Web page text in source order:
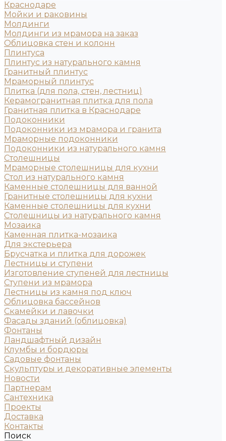
Краснодаре
Мойки и раковины
Молдинги
Молдинги из мрамора на заказ
Облицовка стен и колонн
Плинтуса
Плинтус из натурального камня
Гранитный плинтус
Мраморный плинтус
Плитка (для пола, стен, лестниц)
Керамогранитная плитка для пола
Гранитная плитка в Краснодаре
Подоконники
Подоконники из мрамора и гранита
Мраморные подоконники
Подоконники из натурального камня
Столешницы
Мраморные столешницы для кухни
Стол из натурального камня
Каменные столешницы для ванной
Гранитные столешницы для кухни
Каменные столешницы для кухни
Столешницы из натурального камня
Мозаика
Каменная плитка-мозаика
Для экстерьера
Брусчатка и плитка для дорожек
Лестницы и ступени
Изготовление ступеней для лестницы
Ступени из мрамора
Лестницы из камня под ключ
Облицовка бассейнов
Скамейки и лавочки
Фасады зданий (облицовка)
Фонтаны
Ландшафтный дизайн
Клумбы и бордюры
Садовые фонтаны
Скульптуры и декоративные элементы
Новости
Партнерам
Сантехника
Проекты
Доставка
Контакты
Поиск